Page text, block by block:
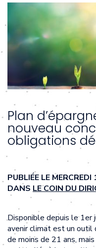
Plan
nouveau
obligations
PUBLIÉE LE
DANS LE COIN DU
Disponible depuis le 1er
avenir climat est un outil
de moins de 21 ans,